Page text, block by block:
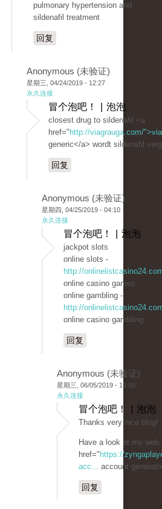
pulmonary hypertension and
sildenafil treatment
回复
Anonymous (未验证)
星期三, 04/24/2019 - 12:27
永久连接
冒个泡吧！ | 泡泡
closest drug to sildenafil <a
href=" http://viagrauga.com/
generic</a> wordt sildenafil
回复
Anonymous (未验证)
星期四, 04/25/2019 - 04:10
永久连接
冒个泡吧！ | 泡泡
jackpot slots
online slots -
http://
online casino games
online gambling -
http://
online casino gambling
回复
Anonymous (未验证)
星期三, 06/05/2019 - 19:50
永久连接
冒个泡吧！ | 泡泡
Thanks very nice blog!
Have a look at my web
href=" https://
acc... account
回复